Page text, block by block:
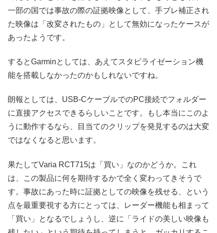
一部の国では事故の際の証拠映像として、手ブレ補正され
た映像は「改変されたもの」として無効になったケースが
あったようです。
するとGarminとしては、あえてスタビライゼーション機
能を搭載しなかったのかもしれないですね。
朗報としては、USB-CケーブルでのPC接続でフォルダー
に直接アクセスできるらしいことです。もし本当にこのよ
うに動作するなら、目当てのクリップを発見するのは大変
ではなくなると思います。
果たしてVaria RCT715は「買い」なのかどうか。これ
は、この製品に何を期待するかで全く変わってきそうで
す。事故にあった時に証拠としての映像を残せる、という
点を最重要視する方にとっては、レーダー機能も相まって
「買い」となるでしょうし、逆に「ライドの美しい映像も